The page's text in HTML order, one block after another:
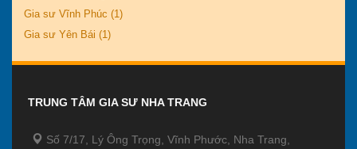
Gia sư Vĩnh Phúc (1)
Gia sư Yên Bái (1)
TRUNG TÂM GIA SƯ NHA TRANG
Số 7/17, Lý Ông Trọng, Vĩnh Phước, Nha Trang,